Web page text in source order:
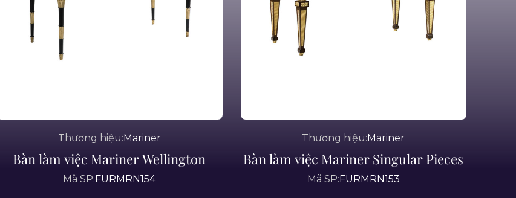
Thương hiệu: Mariner
Bàn làm việc Mariner Wellington
Mã SP: FURMRN154
Thương hiệu: Mariner
Bàn làm việc Mariner Singular Pieces
Mã SP: FURMRN153